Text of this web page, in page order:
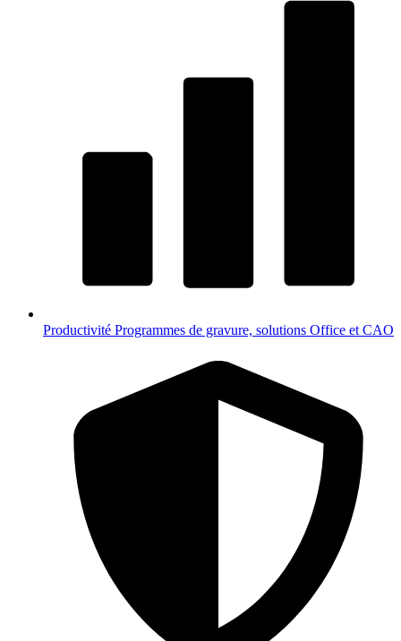
Productivité Programmes de gravure, solutions Office et CAO